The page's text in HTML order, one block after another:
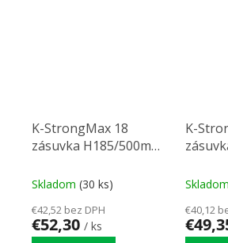
K-StrongMax 18
zásuvka H185/500mm
Skladom (30 ks)
€42,52 bez DPH
€52,30 / ks
K-
Skladom
€40,12